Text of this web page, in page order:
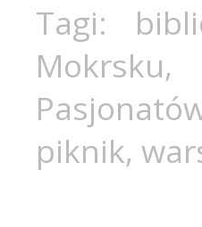
Tagi:
Mokrsku
piknik,